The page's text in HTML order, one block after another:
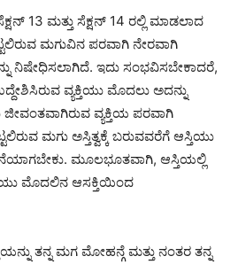
13 ಮತ್ತು ಸೆಕ್ಷನ್ 14 ರಲ್ಲಿ ಮಾಡಲಾದ
ಮಗುವಿನ ಪರವಾಗಿ ನೇರವಾಗಿ
ನಿಷೇಧಿಸಲಾಗಿದೆ. ಇದು ಸಂಭವಿಸಬೇಕಾದರೆ,
ವ್ಯಕ್ತಿಯು ಮೊದಲು ಅದನ್ನು
ವ್ಯಕ್ತಿಯ ಪರವಾಗಿ
ಮಗು ಅಸ್ತಿತ್ವಕ್ಕೆ ಬರುವವರೆಗೆ ಆಸ್ತಿಯು
ಮೂಲಭೂತವಾಗಿ, ಆಸ್ತಿಯಲ್ಲಿ
ಮೊದಲಿನ ಆಸಕ್ತಿಯಿಂದ
ತನ್ನ ಮಗ ಮೋಹನ್ಗೆ ಮತ್ತು ನಂತರ ತನ್ನ